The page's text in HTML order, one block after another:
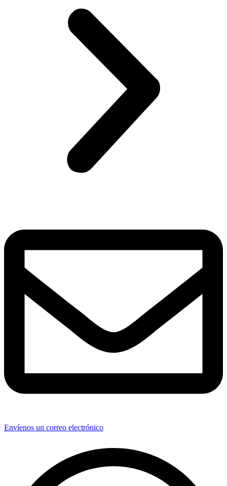
Envíenos un correo electrónico